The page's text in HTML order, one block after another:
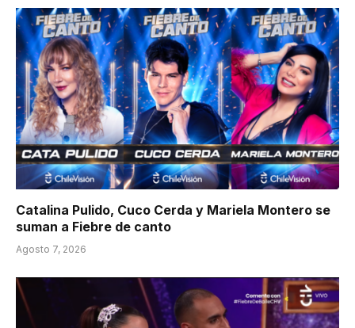
Catalina Pulido, Cuco Cerda y Mariela Montero se
suman a Fiebre de canto
Agosto 7, 2026